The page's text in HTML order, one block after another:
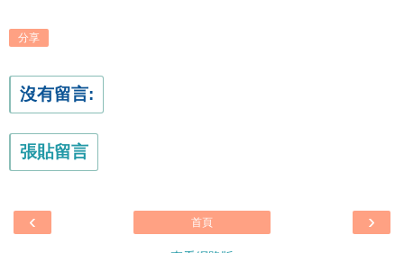
分享
沒有留言:
張貼留言
‹ ›
首頁